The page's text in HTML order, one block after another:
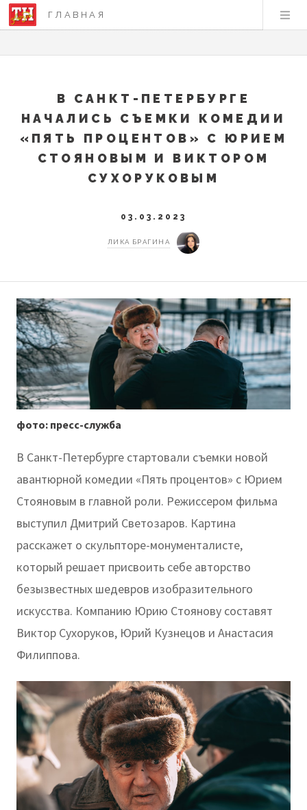
ГЛАВНАЯ
В САНКТ-ПЕТЕРБУРГЕ
НАЧАЛИСЬ СЪЕМКИ КОМЕДИИ
«ПЯТЬ ПРОЦЕНТОВ» С ЮРИЕМ
СТОЯНОВЫМ И ВИКТОРОМ
СУХОРУКОВЫМ
03.03.2023
ЛИКА БРАГИНА
фото: пресс-служба
В Санкт-Петербурге стартовали съемки новой
авантюрной комедии «Пять процентов» с Юрием
Стояновым в главной роли. Режиссером фильма
выступил Дмитрий Светозаров. Картина
расскажет о скульпторе-монументалисте,
который решает присвоить себе авторство
безызвестных шедевров изобразительного
искусства. Компанию Юрию Стоянову составят
Виктор Сухоруков, Юрий Кузнецов и Анастасия
Филиппова.